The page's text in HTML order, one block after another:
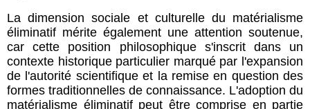
La dimension sociale et culturelle du matérialisme
éliminatif mérite également une attention soutenue,
car cette position philosophique s'inscrit dans un
contexte historique particulier marqué par l'expansion
de l'autorité scientifique et la remise en question des
formes traditionnelles de connaissance. L'adoption du
matérialisme éliminatif peut être comprise en partie